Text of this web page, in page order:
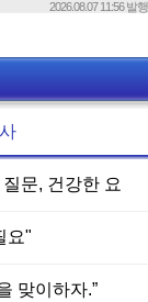
2026.08.07 11:56 발행
문, 건강한 요
요"
맞이하자.”